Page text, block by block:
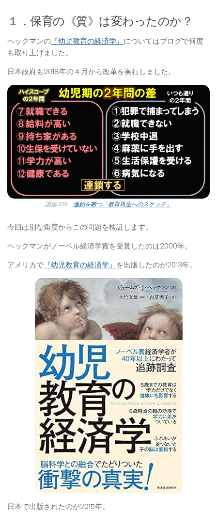
１．保育の《質》は変わったのか？
ヘックマンの 『幼児教育の経済学』 についてはブログで何度
も取り上げました。
日本政府も2018年の４月から改革を実行しました。
講座405 連鎖を断つ「教育再生へのスケッチ」
今回は別な角度からこの問題を検証します。
ヘックマンがノーベル経済学賞を受賞したのは2000年。
アメリカで 『幼児教育の経済学』 を出版したのが2013年。
日本で出版されたのが2015年。